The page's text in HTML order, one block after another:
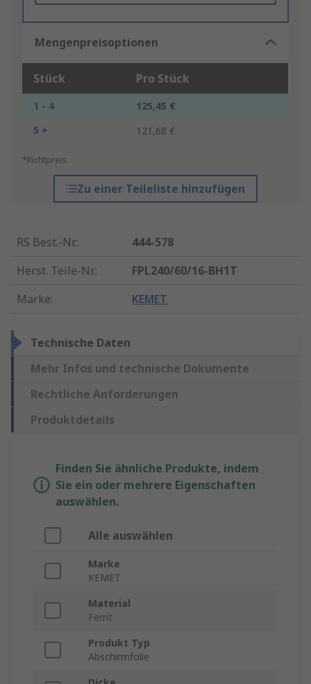
Mengenpreisoptionen
Stück Pro Stück
1 - 4
125,45 €
5 +
121,68 €
*Richtpreis
Zu einer Teileliste hinzufügen
RS Best.-Nr.:
444-578
Herst. Teile-Nr.:
FPL240/60/16-BH1T
Marke: KEMET
Technische Daten
Mehr Infos und technische Dokumente
Rechtliche Anforderungen
Produktdetails
Finden Sie ähnliche Produkte, indem
Sie ein oder mehrere Eigenschaften
auswählen.
Alle auswählen
Marke
KEMET
Material
Ferrit
Produkt Typ
Abschirmfolie